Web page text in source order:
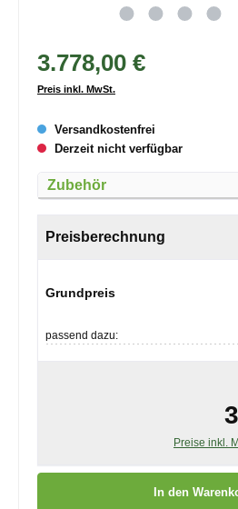
3.778,00 €
Preis inkl. MwSt.
Versandkostenfrei
Derzeit nicht verfügbar
Zubehör
Preisberechnung
Grundpreis
passend dazu:
Preise inkl.
In den